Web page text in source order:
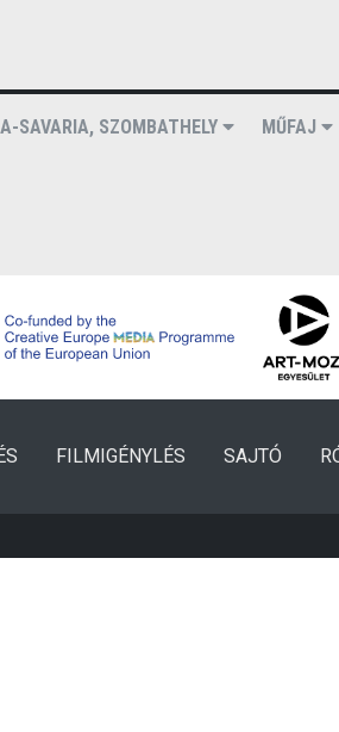
SAVARIA, SZOMBATHELY MŰFAJ
FILMIGÉNYLÉS SAJTÓ